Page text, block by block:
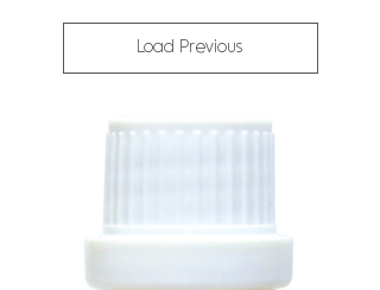
Load Previous